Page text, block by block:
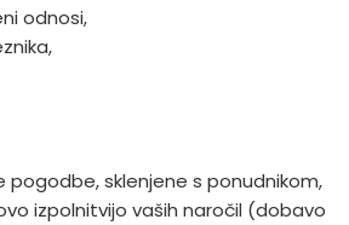
odnosi,
pogodbe, sklenjene s ponudnikom,
izpolnitvijo vaših naročil (dobavo